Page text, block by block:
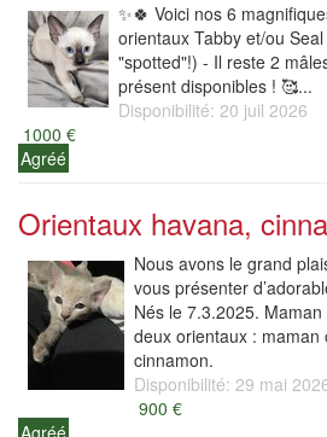
✨🍀 Voici nos 6
orientaux Tabby et/ou
"spotted"!) - Il reste 2
présent disponibles ! 🥰...
Disponibilité: 20 juil 2026
1000 €
Agréé
Orientaux havana,
Nous avons le grand
vous présenter
Nés le 7.3.2025.
deux orientaux :
cinnamon.
Disponibilité: 29 mai
900 €
Agréé